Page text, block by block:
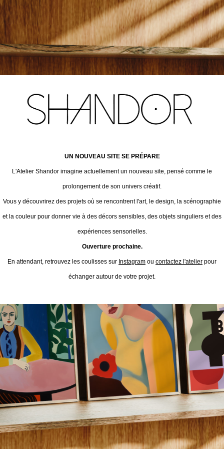
UN NOUVEAU SITE SE PRÉPARE
L'Atelier Shandor imagine actuellement un nouveau site, pensé comme le
prolongement de son univers créatif.
Vous y découvrirez des projets où se rencontrent l'art, le design, la scénographie
et la couleur pour donner vie à des décors sensibles, des objets singuliers et des
expériences sensorielles.
Ouverture prochaine.
En attendant, retrouvez les coulisses sur Instagram ou contactez l'atelier pour
échanger autour de votre projet.